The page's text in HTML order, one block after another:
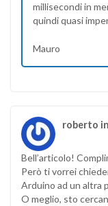
millisecondi in
quindi quasi
Mauro
roberto
Bell’articolo!
Però ti vorrei
Arduino ad un altra
O meglio, sto